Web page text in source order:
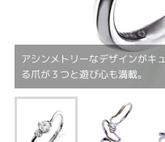
アシンメトリーなデザインがキ
る爪が３つと遊び心も満載。